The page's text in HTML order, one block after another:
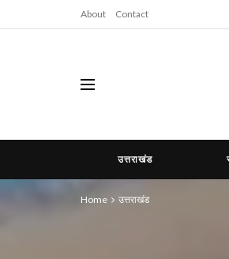
About Contact
उत्तराखंड
Home उत्तराखंड